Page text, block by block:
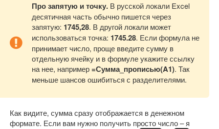
Про запятую и точку. В русской локали Excel
десятичная часть обычно пишется через
запятую: 1745,28. В другой локали может
использоваться точка: 1745.28. Если формула не
принимает число, проще введите сумму в
отдельную ячейку и в формуле укажите ссылку
на нее, например =Сумма_прописью(A1). Так
меньше шансов ошибиться с разделителями.
Как видите, сумма сразу отображается в денежном
формате. Если вам нужно получить просто число – я